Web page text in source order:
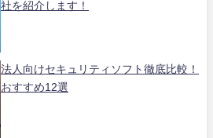
社を紹介します！
法人向けセキュリティソフト徹底比較！
おすすめ12選